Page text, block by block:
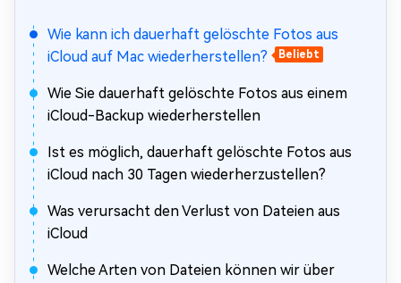
Wie kann ich dauerhaft gelöschte Fotos aus
iCloud auf Mac wiederherstellen?
Beliebt
Wie Sie dauerhaft gelöschte Fotos aus einem
iCloud-Backup wiederherstellen
Ist es möglich, dauerhaft gelöschte Fotos aus
iCloud nach 30 Tagen wiederherzustellen?
Was verursacht den Verlust von Dateien aus
iCloud
Welche Arten von Dateien können wir über